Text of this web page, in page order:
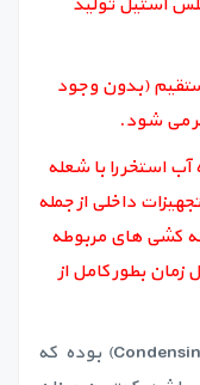
(بدون وجود
می شود.
استخر را با شعله
داخلی از جمله
کشی های مربوطه
زمان بطور کامل از
- این هیتر از نوع بویلرهای چگالشی (Condensing) بوده که